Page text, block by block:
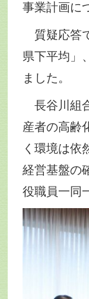
事業計画に
質疑応答
県下平均」
ました。
長谷川組
産者の高齢
く環境は依
経営基盤の
役職員一同